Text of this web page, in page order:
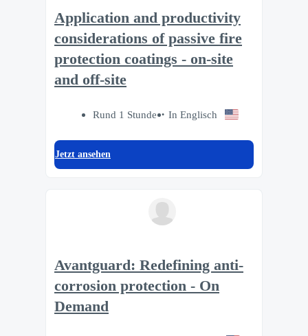
Application and productivity
considerations of passive fire
protection coatings - on-site
and off-site
Rund 1 Stunde In Englisch
Jetzt ansehen
Avantguard: Redefining anti-
corrosion protection - On
Demand